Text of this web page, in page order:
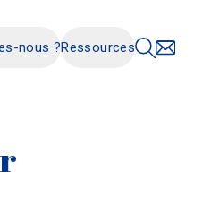
nous ?Ressources